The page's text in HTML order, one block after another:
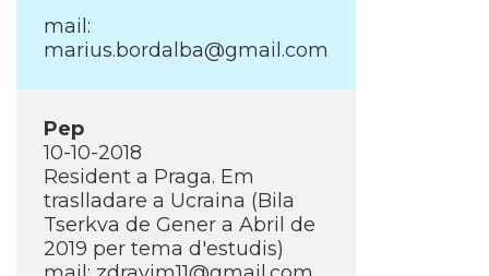
mail:
marius.bordalba@gmail.com
Pep
10-10-2018
Resident a Praga. Em
traslladare a Ucraina (Bila
Tserkva de Gener a Abril de
2019 per tema d'estudis)